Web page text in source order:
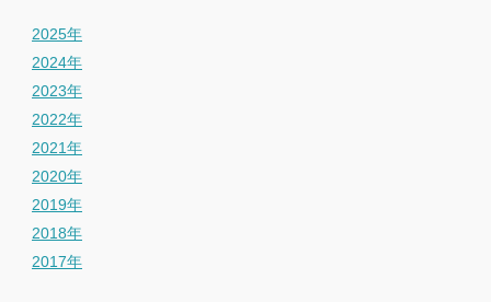
2025年
2024年
2023年
2022年
2021年
2020年
2019年
2018年
2017年